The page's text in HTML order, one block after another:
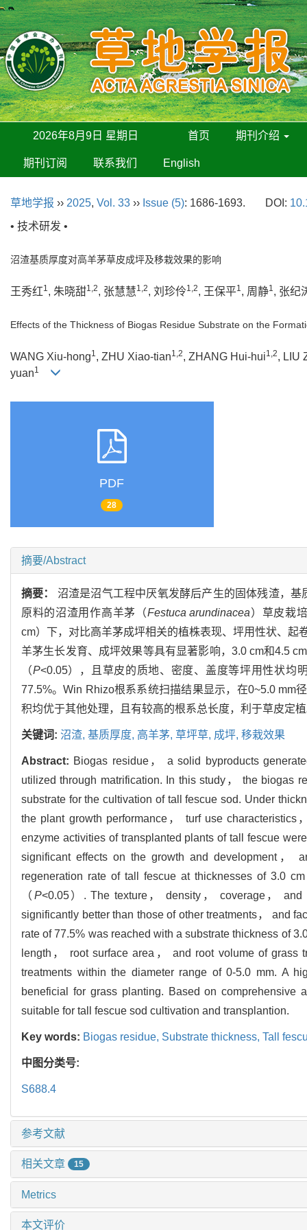
2026年8月9日 星期日 首页 期刊介绍
期刊订阅 联系我们 English
草地学报 ›› 2025, Vol. 33 ›› Issue (5): 1686-1693. DOI:
• 技术研发 •
沼渣基质厚度对高羊茅草皮成坪及移栽效果的影响
王秀红1, 朱晓甜1,2, 张慧慧1,2, 刘珍伶1,2, 王保平1, 周静1, 张纪
Effects of the Thickness of Biogas Residue Substrate on the
WANG Xiu-hong1, ZHU Xiao-tian1,2, ZHANG Hui-hui1,2, LIU
yuan1
PDF
28
摘要/Abstract
摘要： 沼渣是沼气工程中厌氧发酵后产生的固体残渣，
原料的沼渣用作高羊茅（Festuca arundinacea）草皮栽
cm）下，对比高羊茅成坪相关的植株表现、坪用性状、
羊茅生长发育、成坪效果等具有显著影响，3.0 cm和4.5
（P<0.05），且草皮的质地、密度、盖度等坪用性状均
77.5%。Win Rhizo根系系统扫描结果显示，在0~5.0 mm
积均优于其他处理，且有较高的根系总长度，利于草皮定
关键词: 沼渣, 基质厚度, 高羊茅, 草坪草, 成坪, 移栽效果
Abstract: Biogas residue， a solid byproducts
utilized through matrification. In this study， the biogas
substrate for the cultivation of tall fescue sod. Under
the plant growth performance， turf use characteristics
enzyme activities of transplanted plants of tall fescue
significant effects on the growth and development，
regeneration rate of tall fescue at thicknesses of 3.0
（ P<0.05）. The texture， density， coverage， and
significantly better than those of other treatments， and
rate of 77.5% was reached with a substrate thickness of
length， root surface area， and root volume of grass
treatments within the diameter range of 0-5.0 mm. A
beneficial for grass planting. Based on
suitable for tall fescue sod cultivation and transplantion.
Key words: Biogas residue, Substrate thickness, Tall
中图分类号:
S688.4
参考文献
相关文章 15
Metrics
本文评价